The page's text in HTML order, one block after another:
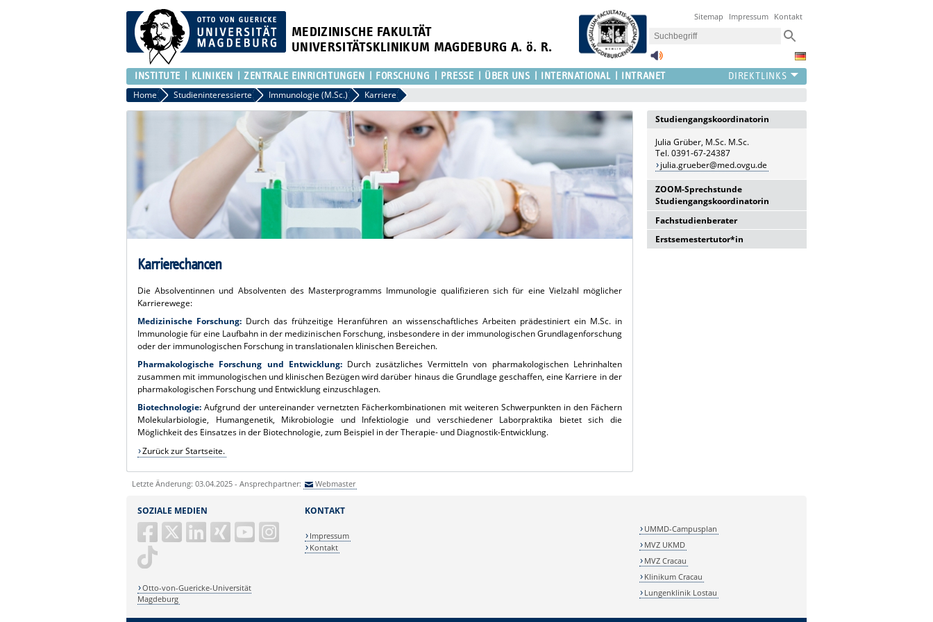
MEDIZINISCHE FAKULTÄT
UNIVERSITÄTSKLINIKUM MAGDEBURG A. ö. R.
Sitemap Impressum Kontakt
INSTITUTE KLINIKEN ZENTRALE EINRICHTUNGEN FORSCHUNG PRESSE ÜBER UNS INTERNATIONAL INTRANET
Home Studieninteressierte Immunologie (M.Sc.) Karriere
Karrierechancen
Die Absolventinnen und Absolventen des Masterprogramms Immunologie qualifizieren sich für eine Vielzahl möglicher
Karrierewege:
Medizinische Forschung: Durch das frühzeitige Heranführen an wissenschaftliches Arbeiten prädestiniert ein M.Sc. in
Immunologie für eine Laufbahn in der medizinischen Forschung, insbesondere in der immunologischen Grundlagenforschung
oder der immunologischen Forschung in translationalen klinischen Bereichen.
Pharmakologische Forschung und Entwicklung:Durch zusätzliches Vermitteln von pharmakologischen Lehrinhalten
zusammen mit immunologischen und klinischen Bezügen wird darüber hinaus die Grundlage geschaffen, eine Karriere in der
pharmakologischen Forschung und Entwicklung einzuschlagen.
Biotechnologie: Aufgrund der untereinander vernetzten Fächerkombinationen mit weiteren Schwerpunkten in den Fächern
Molekularbiologie, Humangenetik, Mikrobiologie und Infektiologie und verschiedener Laborpraktika bietet sich die
Möglichkeit des Einsatzes in der Biotechnologie, zum Beispiel in der Therapie- und Diagnostik-Entwicklung.
Zurück zur Startseite.
Fachstudienberater
Prof. Dr. med. Dirk Reinhold
Studiengangskoordinatorin
Julia Grüber, M.Sc. M.Sc.
Tel. 0391-67-24387
julia.grueber@med.ovgu.de
ZOOM-Sprechstunde
Studiengangskoordinatorin
Hier werden Ihre Fragen rund um
den Masterstudiengang
Immunologie von der
Erstsemestertutor*in
Letzte Änderung: 03.04.2025 - Ansprechpartner: Webmaster
SOZIALE MEDIEN
Otto-von-Guericke-Universität
Magdeburg
KONTAKT
Impressum
Kontakt
UMMD-Campusplan
MVZ UKMD
MVZ Cracau
Klinikum Cracau
Lungenklinik Lostau